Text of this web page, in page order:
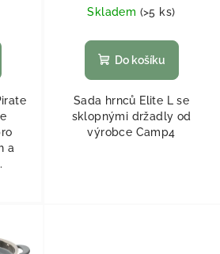
a
Skladem (>5 ks)
Do košíku
Sada hrnců Elite L se
sklopnými držadly od
výrobce Camp4